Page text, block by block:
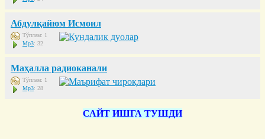
Абдулқайюм Исмоил
Тўплам: 1
Mp3: 32
Маҳалла радиоканали
Тўплам: 1
Mp3: 28
САЙТ ИШГА ТУШДИ